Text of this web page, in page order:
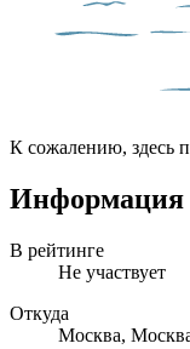
К сожалению, здесь
Информация
В рейтинге
Не участвует
Откуда
Москва,